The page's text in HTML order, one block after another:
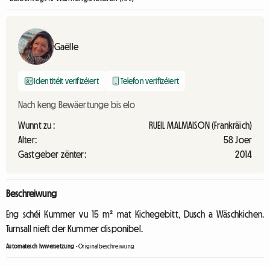
Gaëlle
Identitéit verifizéiert Telefon verifizéiert
Nach keng Bewäertunge bis elo
Wunnt zu :
RUEIL MALMAISON (Frankräich)
Alter:
58 Joer
Gastgeber zënter:
2014
Beschreiwung
Eng schéi Kummer vu 15 m² mat Kichegebitt, Dusch a Wäschkichen.
Turnsall nieft der Kummer disponibel.
Automatesch Iwwersetzung -Originalbeschreiwung